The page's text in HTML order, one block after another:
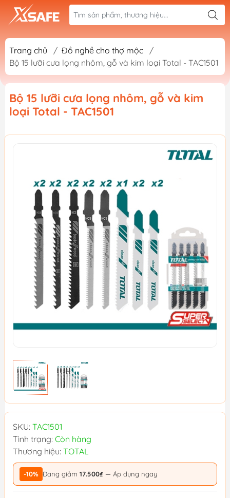
Trang chủ / Đồ nghề cho thợ mộc
/
Bộ 15 lưỡi cưa lọng nhôm, gỗ và kim loại Total - TAC1501
Bộ 15 lưỡi cưa lọng nhôm, gỗ và kim
loại Total - TAC1501
SKU: TAC1501
Tình trạng: Còn hàng
Thương hiệu: TOTAL
-10% Đang giảm 17.500₫ — Áp dụng ngay